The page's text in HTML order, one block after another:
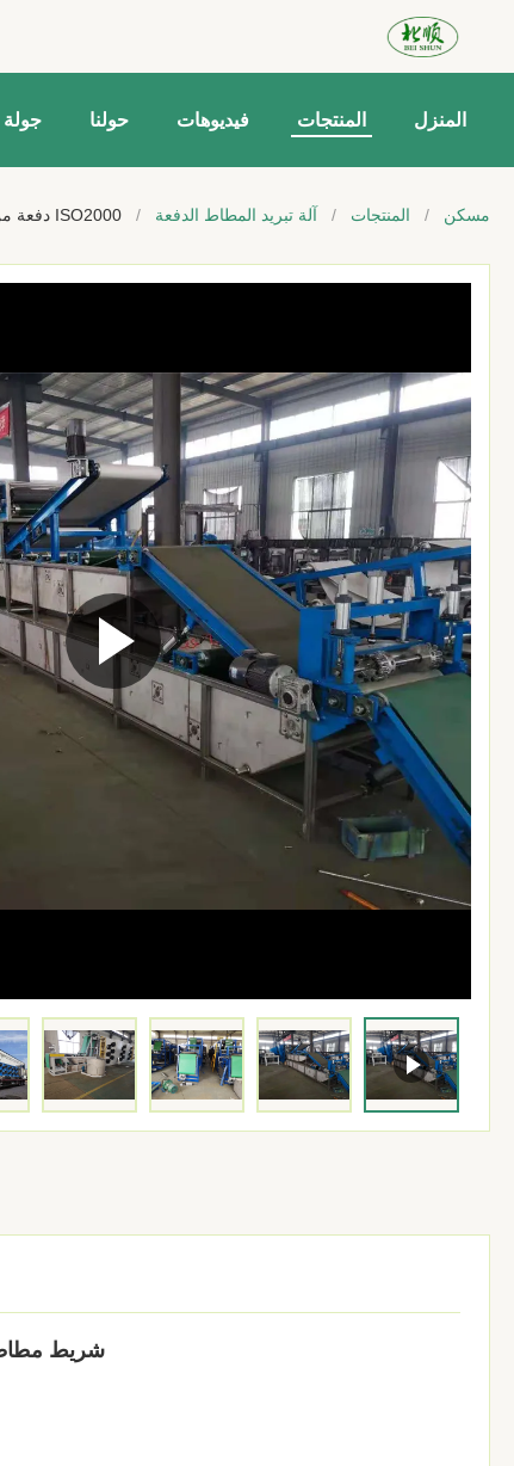
المنزل المنتجات فيديوهات حولنا
مسكن / المنتجات / آلة تبريد المطاط الدفعة / ISO2000 دفعة من آلة التبريد شبكة حزام الشريط ورقة آلة التبريد المطاط
شريط مطاطي /